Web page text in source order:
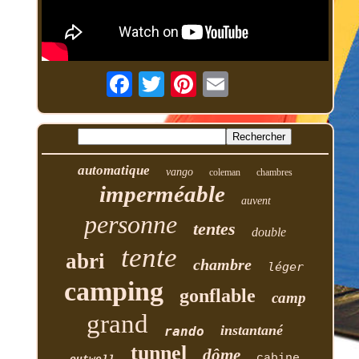
automatique vango coleman chambres
imperméable auvent
personne tentes double
abri tente chambre léger
camping gonflable camp
grand rando instantané
tunnel dôme